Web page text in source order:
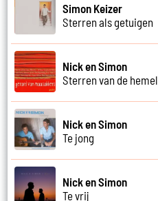
Simon Keizer
Sterren als getuigen
Nick en Simon
Sterren van de hemel
Nick en Simon
Te jong
Nick en Simon
Te vrij